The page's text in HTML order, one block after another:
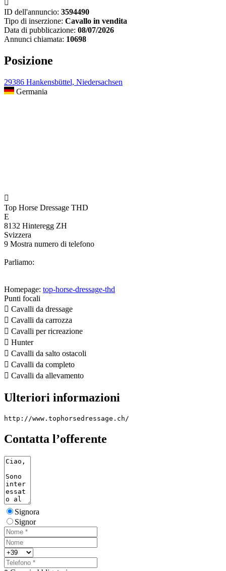

ID dell'annuncio: 3594490
Tipo di inserzione: Cavallo in vendita
Data di pubblicazione: 08/07/2026
Annunci chiamata: 10698
Posizione
29386 Hankensbüttel, Niedersachsen
Germania

Top Horse Dressage THD
E
8132 Hinteregg ZH
Svizzera
9 Mostra numero di telefono
Parliamo:
Homepage: top-horse-dressage-thd
Punti focali
 Cavalli da dressage
 Cavalli da carrozza
 Cavalli per ricreazione
 Hunter
 Cavalli da salto ostacoli
 Cavalli da completo
 Cavalli da allevamento
Ulteriori informazioni
http://www.tophorsedressage.ch/
Contatta l’offerente
Signora
Signor